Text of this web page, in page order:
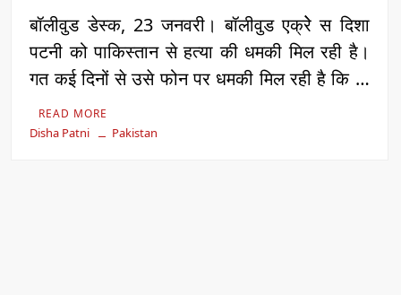
बॉलीवुड डेस्क, 23 जनवरी। बॉलीवुड एक्रेे स दिशा
पटनी को पाकिस्तान से हत्या की धमकी मिल रही है।
गत कई दिनों से उसे फोन पर धमकी मिल रही है कि …
READ MORE
Disha Patni Pakistan